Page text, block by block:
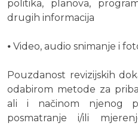
politika, planova,
drugih informacija
⦁ Video, audio snimanje i
Pouzdanost revizijskih
odabirom metode za
ali i načinom njenog
posmatranje i/ili